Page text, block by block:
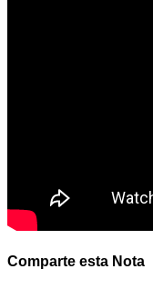
Comparte esta Nota